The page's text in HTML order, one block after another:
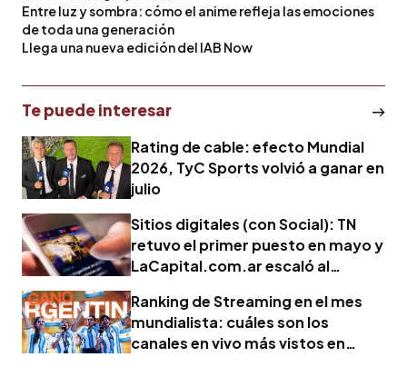
Entre luz y sombra: cómo el anime refleja las emociones
de toda una generación
Llega una nueva edición del IAB Now
Te puede interesar
Rating de cable: efecto Mundial
2026, TyC Sports volvió a ganar en
julio
Sitios digitales (con Social): TN
retuvo el primer puesto en mayo y
LaCapital.com.ar escaló al
Ranking de Streaming en el mes
mundialista: cuáles son los
canales en vivo más vistos en